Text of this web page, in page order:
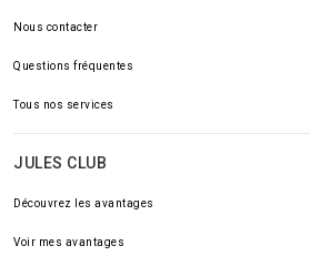
Nous contacter
Questions fréquentes
Tous nos services
JULES CLUB
Découvrez les avantages
Voir mes avantages